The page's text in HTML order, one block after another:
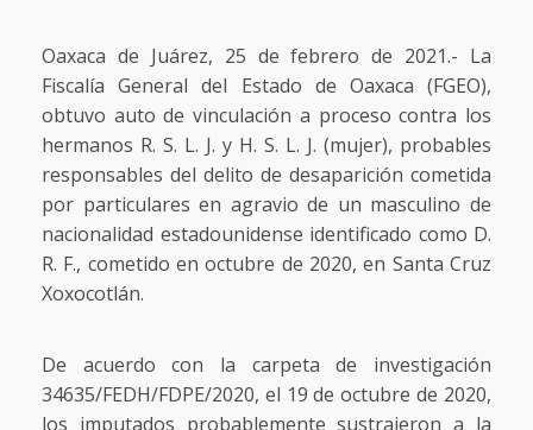
Oaxaca de Juárez, 25 de febrero de 2021.- La
Fiscalía General del Estado de Oaxaca (FGEO),
obtuvo auto de vinculación a proceso contra los
hermanos R. S. L. J. y H. S. L. J. (mujer), probables
responsables del delito de desaparición cometida
por particulares en agravio de un masculino de
nacionalidad estadounidense identificado como D.
R. F., cometido en octubre de 2020, en Santa Cruz
Xoxocotlán.
De acuerdo con la carpeta de investigación
34635/FEDH/FDPE/2020, el 19 de octubre de 2020,
los imputados probablemente sustrajeron a la